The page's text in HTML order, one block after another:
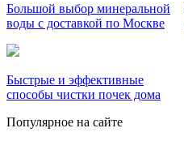
Большой выбор минеральной
воды с доставкой по Москве
Быстрые и эффективные
способы чистки почек дома
Популярное на сайте